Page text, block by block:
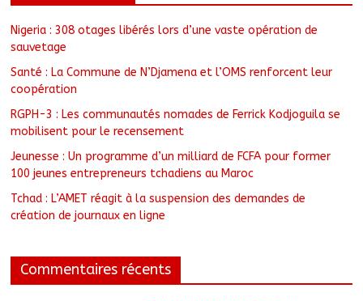
Nigeria : 308 otages libérés lors d’une vaste opération de
sauvetage
Santé : La Commune de N’Djamena et l’OMS renforcent leur
coopération
RGPH-3 : Les communautés nomades de Ferrick Kodjoguila se
mobilisent pour le recensement
Jeunesse : Un programme d’un milliard de FCFA pour former
100 jeunes entrepreneurs tchadiens au Maroc
Tchad : L’AMET réagit à la suspension des demandes de
création de journaux en ligne
Commentaires récents